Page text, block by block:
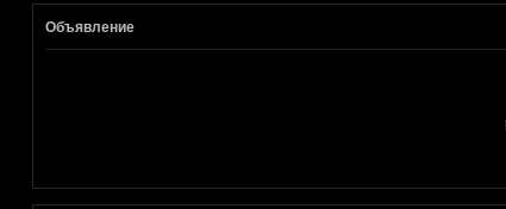
Объявление